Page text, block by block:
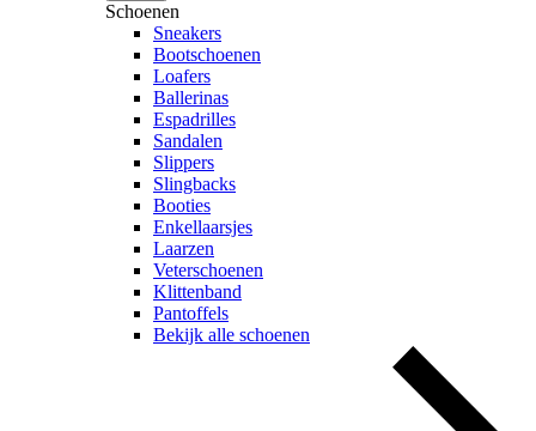
Schoenen
Sneakers
Bootschoenen
Loafers
Ballerinas
Espadrilles
Sandalen
Slippers
Slingbacks
Booties
Enkellaarsjes
Laarzen
Veterschoenen
Klittenband
Pantoffels
Bekijk alle schoenen